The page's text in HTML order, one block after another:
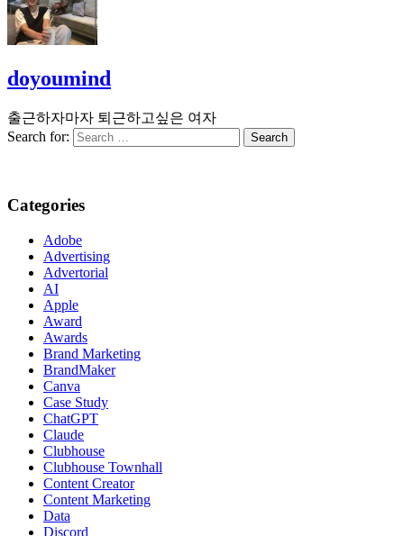
doyoumind
출근하자마자 퇴근하고싶은 여자
Search for:
Categories
Adobe
Advertising
Advertorial
AI
Apple
Award
Awards
Brand Marketing
BrandMaker
Canva
Case Study
ChatGPT
Claude
Clubhouse
Clubhouse Townhall
Content Creator
Content Marketing
Data
Discord